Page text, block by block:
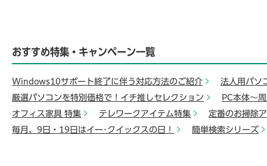
おすすめ特集・キャンペーン一覧
Windows10サポート終了に伴う対応方法のご紹介
法人用パソ
厳選パソコンを特別価格で！イチ推しセレクション
PC本体～
オフィス家具 特集
テレワークアイテム特集
定番のお掃除
毎月、9日・19日はイー･クイックスの日！
簡単検索シリーズ